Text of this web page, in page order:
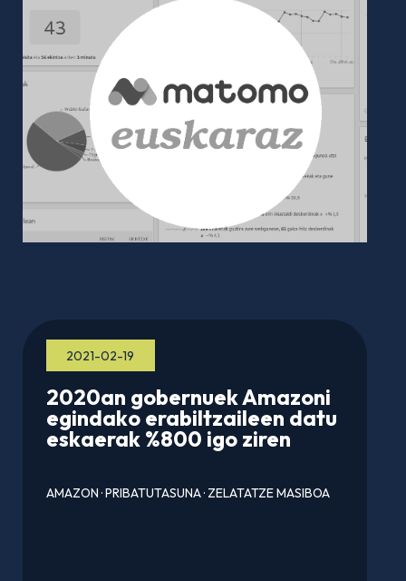
2021-02-19
2020an gobernuek Amazoni
egindako erabiltzaileen datu
eskaerak %800 igo ziren
AMAZON·PRIBATUTASUNA· ZELATATZE MASIBOA